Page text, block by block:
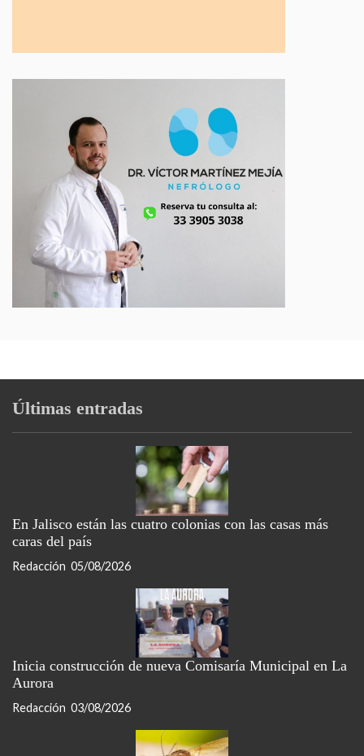
Últimas entradas
En Jalisco están las cuatro colonias con las casas más
caras del país
Redacción 05/08/2026
Inicia construcción de nueva Comisaría Municipal en La
Aurora
Redacción 03/08/2026